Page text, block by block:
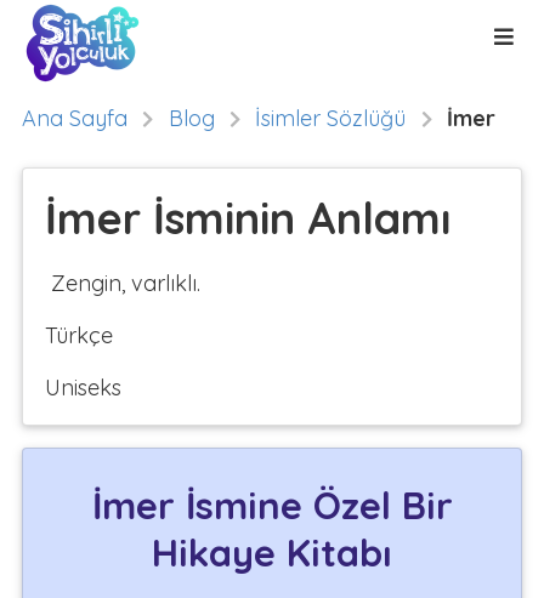
Ana Sayfa Blog İsimler Sözlüğü İmer
İmer İsminin Anlamı
Zengin, varlıklı.
Türkçe
Uniseks
İmer İsmine Özel Bir
Hikaye Kitabı